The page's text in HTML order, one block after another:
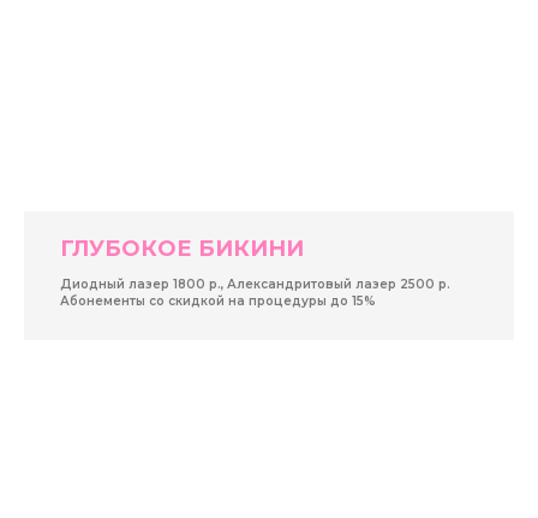
ГЛУБОКОЕ БИКИНИ
Диодный лазер 1800 р., Александритовый лазер 2500 р.
Абонементы со скидкой на процедуры до 15%